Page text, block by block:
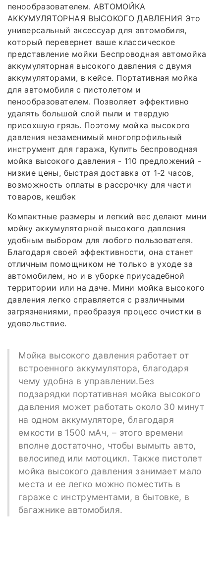
пенообразователем. АВТОМОЙКА
АККУМУЛЯТОРНАЯ ВЫСОКОГО ДАВЛЕНИЯ Это
универсальный аксессуар для автомобиля,
который перевернет ваше классическое
представление мойки Беспроводная автомойка
аккумуляторная высокого давления с двумя
аккумуляторами, в кейсе. Портативная мойка
для автомобиля с пистолетом и
пенообразователем. Позволяет эффективно
удалять большой слой пыли и твердую
присохшую грязь. Поэтому мойка высокого
давления незаменимый многопрофильный
инструмент для гаража, Купить беспроводная
мойка высокого давления - 110 предложений -
низкие цены, быстрая доставка от 1-2 часов,
возможность оплаты в рассрочку для части
товаров, кешбэк
Компактные размеры и легкий вес делают мини
мойку аккумуляторной высокого давления
удобным выбором для любого пользователя.
Благодаря своей эффективности, она станет
отличным помощником не только в уходе за
автомобилем, но и в уборке приусадебной
территории или на даче. Мини мойка высокого
давления легко справляется с различными
загрязнениями, преобразуя процесс очистки в
удовольствие.
Мойка высокого давления работает от
встроенного аккумулятора, благодаря
чему удобна в управлении.Без
подзарядки портативная мойка высокого
давления может работать около 30 минут
на одном аккумуляторе, благодаря
емкости в 1500 мАч, – этого времени
вполне достаточно, чтобы вымыть авто,
велосипед или мотоцикл. Также пистолет
мойка высокого давления занимает мало
места и ее легко можно поместить в
гараже с инструментами, в бытовке, в
багажнике автомобиля.